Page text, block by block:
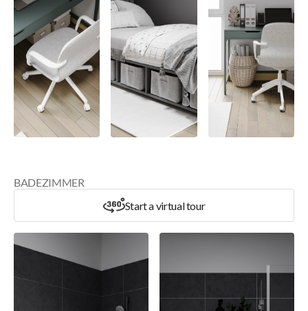
BADEZIMMER
Start a virtual tour